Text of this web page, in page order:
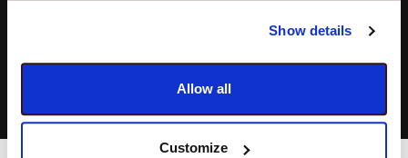
Show details
Allow all
Customize
администраторами